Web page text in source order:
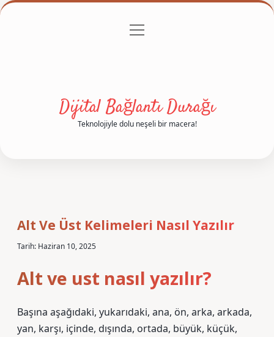
Gizlilik Politikası
menüyü
Dijital Bağlantı Durağı
Teknolojiyle dolu neşeli bir macera!
Alt Ve Üst Kelimeleri Nasıl Yazılır
Tarih: Haziran 10, 2025
Alt ve ust nasıl yazılır?
Başına aşağıdaki, yukarıdaki, ana, ön, arka, arkada,
yan, karşı, içinde, dışında, ortada, büyük, küçük,